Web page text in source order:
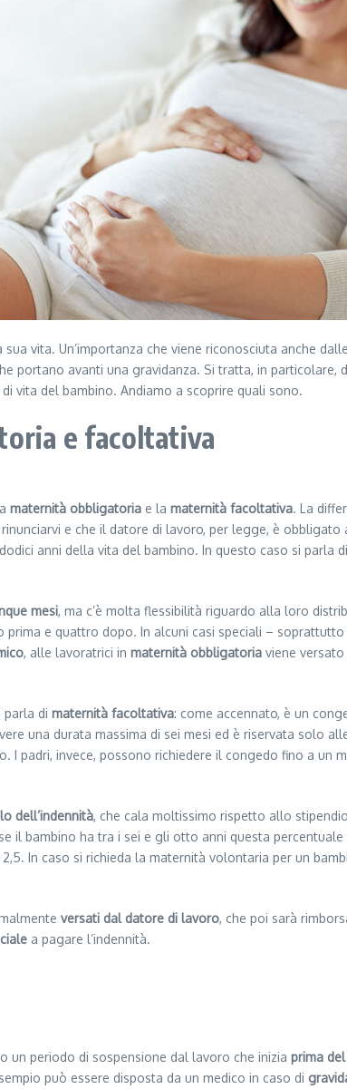
vita. Un’importanza che viene riconosciuta anche
portano avanti una gravidanza. Si tratta, in particolare,
vita del bambino. Andiamo a scoprire quali sono.
e facoltativa
maternità obbligatoria e la maternità facoltativa. La
e che il datore di lavoro, per legge, è obbligato
anni della vita del bambino. In questo caso si parla
mesi, ma c’è molta flessibilità riguardo alla loro
e quattro dopo. In alcuni casi speciali –
, alle lavoratrici in maternità obbligatoria viene versato
parla di maternità facoltativa: come accennato, è un
una durata massima di sei mesi ed è riservata solo
I padri, invece, possono richiedere il congedo fino a un
dell’indennità, che cala moltissimo rispetto allo
il bambino ha tra i sei e gli otto anni questa
In caso si richieda la maternità volontaria per un
versati dal datore di lavoro, che poi sarà
a pagare l’indennità.
un periodo di sospensione dal lavoro che inizia prima
può essere disposta da un medico in caso di